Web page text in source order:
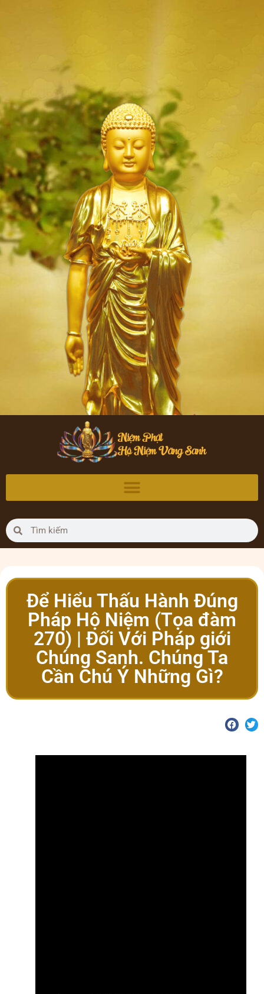
Để Hiểu Thấu Hành Đúng
Pháp Hộ Niệm (Tọa đàm
270) | Đối Với Pháp giới
Chúng Sanh. Chúng Ta
Cần Chú Ý Những Gì?